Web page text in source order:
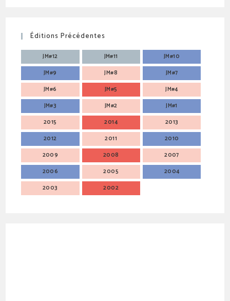
Éditions Précédentes
JM#12 JM#11
JM#10
JM#9
JM#8
JM#7
JM#6
JM#5
JM#4
JM#3
JM#2
JM#1
2015
2014
2013
2012
2011
2010
2009
2008
2007
2006
2005
2004
2003
2002